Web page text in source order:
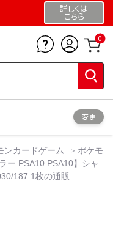
詳しくは
こちら
0
変更
ンカードゲーム
ポケモ
ー PSA10 PSA10】シャ
187 1枚の通販